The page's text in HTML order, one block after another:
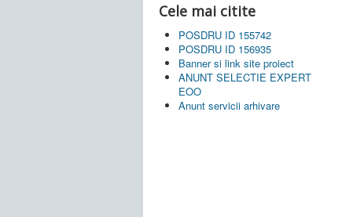
Cele mai citite
POSDRU ID 155742
POSDRU ID 156935
Banner si link site proiect
ANUNT SELECTIE EXPERT
EOO
Anunt servicii arhivare